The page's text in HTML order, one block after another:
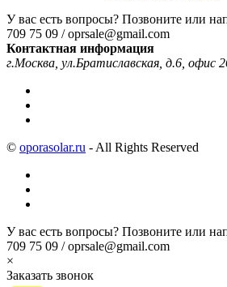
У вас есть вопросы? Позвоните или
709 75 09 / oprsale@gmail.com
Контактная информация
г.Москва, ул.Братиславская, д.6, офис
© oporasolar.ru - All Rights Reserved
У вас есть вопросы? Позвоните или
709 75 09 / oprsale@gmail.com
×
Заказать звонок